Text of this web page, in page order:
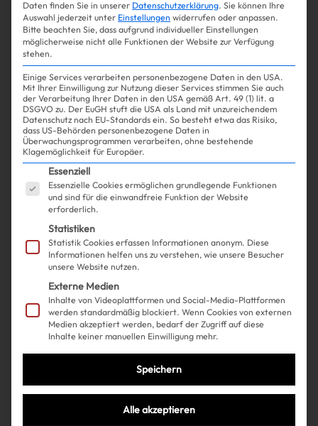
Wenn du noch kein gestreiftes
Shirt hast, dann ist DAS jetzt
dein Zeichen
| 09.09.2024
Suede Totes sind DAS Fashion-
Mehr lesen
Daten finden Sie in unserer Datenschutzerklärung. Sie können Ihre
Auswahl jederzeit unter Einstellungen widerrufen oder anpassen.
Bitte beachten Sie, dass aufgrund individueller Einstellungen
möglicherweise nicht alle Funktionen der Website zur Verfügung
stehen.
Einige Services verarbeiten personenbezogene Daten in den USA.
Mit Ihrer Einwilligung zur Nutzung dieser Services stimmen Sie auch
der Verarbeitung Ihrer Daten in den USA gemäß Art. 49 (1) lit. a
DSGVO zu. Der EuGH stuft die USA als Land mit unzureichendem
Datenschutz nach EU-Standards ein. So besteht etwa das Risiko,
dass US-Behörden personenbezogene Daten in
Überwachungsprogrammen verarbeiten, ohne bestehende
Klagemöglichkeit für Europäer.
Es folgt eine Liste der Service-Gruppen, für die
Essenziell
Essenzielle Cookies ermöglichen grundlegende Funktionen
und sind für die einwandfreie Funktion der Website
erforderlich.
Statistiken
Statistik Cookies erfassen Informationen anonym. Diese
Informationen helfen uns zu verstehen, wie unsere Besucher
unsere Website nutzen.
Externe Medien
Inhalte von Videoplattformen und Social-Media-Plattformen
werden standardmäßig blockiert. Wenn Cookies von externen
Medien akzeptiert werden, bedarf der Zugriff auf diese
Inhalte keiner manuellen Einwilligung mehr.
Speichern
Alle akzeptieren